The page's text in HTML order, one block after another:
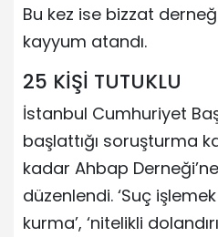
Bu kez ise bizzat
kayyum atandı.
25 KİŞİ TUTUKLU
İstanbul Cumhuriyet
başlattığı soruşturma
kadar Ahbap
düzenlendi. ‘Suç
kurma’, ‘nitelikli